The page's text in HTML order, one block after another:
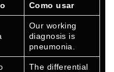
Como usar
Our working
diagnosis is
pneumonia.
The differential